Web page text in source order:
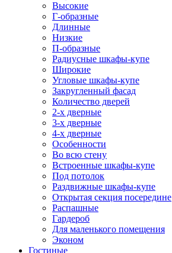
Высокие
Г-образные
Длинные
Низкие
П-образные
Радиусные шкафы-купе
Широкие
Угловые шкафы-купе
Закругленный фасад
Количество дверей
2-х дверные
3-х дверные
4-х дверные
Особенности
Во всю стену
Встроенные шкафы-купе
Под потолок
Раздвижные шкафы-купе
Открытая секция посередине
Распашные
Гардероб
Для маленького помещения
Эконом
Гостиные